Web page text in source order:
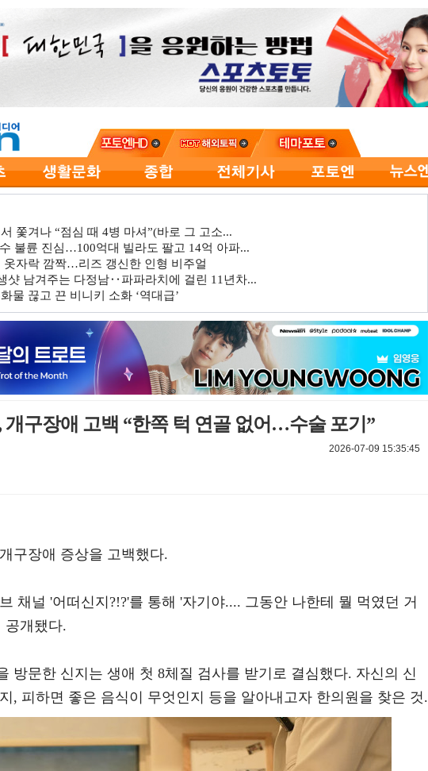
쫓겨나 “점심 때 4병 마셔”(바로 그 고소...
불륜 진심…100억대 빌라도 팔고 14억 아파...
옷자락 깜짝…리즈 갱신한 인형 비주얼
샷 남겨주는 다정남‥파파라치에 걸린 11년차...
물 끊고 끈 비니키 소화 ‘역대급’
개구장애 고백 “한쪽 턱 연골 없어…수술 포기”
2026-07-09 15:35:45
구장애 증상을 고백했다.
채널 '어떠신지?!?'를 통해 '자기야.... 그동안 나한테 뭘 먹였던 거
공개됐다.
방문한 신지는 생애 첫 8체질 검사를 받기로 결심했다. 자신의 신
, 피하면 좋은 음식이 무엇인지 등을 알아내고자 한의원을 찾은 것.